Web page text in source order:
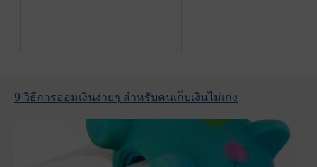
9 วิธีการออมเงินง่ายๆ สำหรับคนเก็บเงินไม่เก่ง